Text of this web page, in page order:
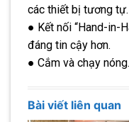
các thiết bị tương tự.
● Kết nối “Hand-in-
đáng tin cậy hơn.
● Cắm và chạy nóng.
Bài viết liên quan